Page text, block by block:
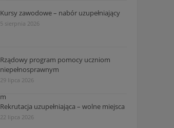
Kursy zawodowe – nabór uzupełniający
5 sierpnia 2026
Rządowy program pomocy uczniom
niepełnosprawnym
29 lipca 2026
Rekrutacja uzupełniająca – wolne miejsca
22 lipca 2026